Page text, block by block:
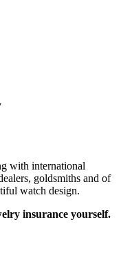
with international
goldsmiths and of
watch design.
insurance yourself.